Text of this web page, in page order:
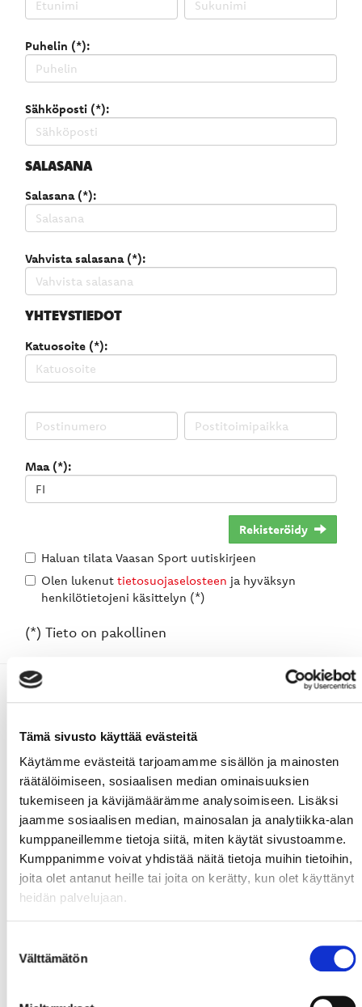
Tämä sivusto käyttää evästeitä
Käytämme evästeitä tarjoamamme sisällön ja mainosten
räätälöimiseen, sosiaalisen median ominaisuuksien
tukemiseen ja kävijämäärämme analysoimiseen. Lisäksi
jaamme sosiaalisen median, mainosalan ja analytiikka-alan
kumppaneillemme tietoja siitä, miten käytät sivustoamme.
Kumppanimme voivat yhdistää näitä tietoja muihin tietoihin,
joita olet antanut heille tai joita on kerätty, kun olet käyttänyt
heidän palvelujaan.
valinta
Välttämätön
Puhelin (*):
Sähköposti (*):
SALASANA
Salasana (*):
Vahvista salasana (*):
YHTEYSTIEDOT
Katuosoite (*):
Maa (*):
Rekisteröidy
Haluan tilata Vaasan Sport uutiskirjeen
Olen lukenut tietosuojaselosteen ja hyväksyn
henkilötietojeni käsittelyn (*)
(*) Tieto on pakollinen